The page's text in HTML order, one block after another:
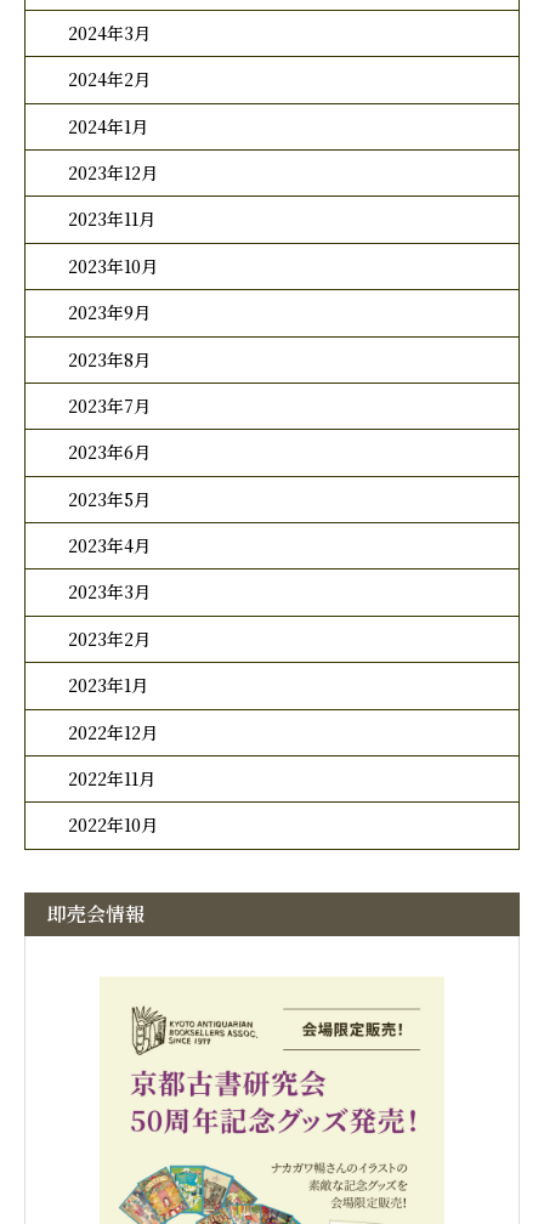
2024年3月
2024年2月
2024年1月
2023年12月
2023年11月
2023年10月
2023年9月
2023年8月
2023年7月
2023年6月
2023年5月
2023年4月
2023年3月
2023年2月
2023年1月
2022年12月
2022年11月
2022年10月
即売会情報